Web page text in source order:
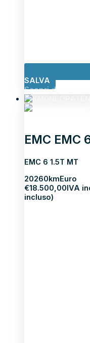
SALVA
Scopri di più
EMC EMC
EMC 6 1.5T MT
20260kmEuro
€18.500,00IVA
incluso)